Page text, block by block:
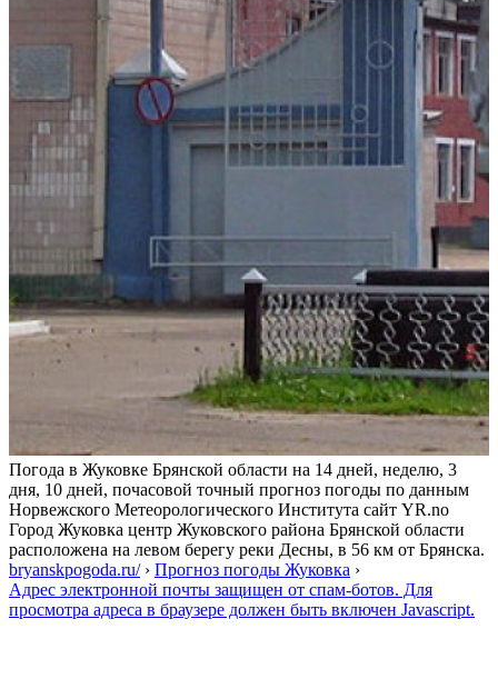
Погода в Жуковке Брянской области на 14 дней, неделю, 3
дня, 10 дней, почасовой точный прогноз погоды по данным
Норвежского Метеорологического Института сайт YR.no
Город Жуковка центр Жуковского района Брянской области
расположена на левом берегу реки Десны, в 56 км от Брянска.
bryanskpogoda.ru/› Прогноз погоды Жуковка ›
Адрес электронной почты защищен от спам-ботов. Для
просмотра адреса в браузере должен быть включен Javascript.